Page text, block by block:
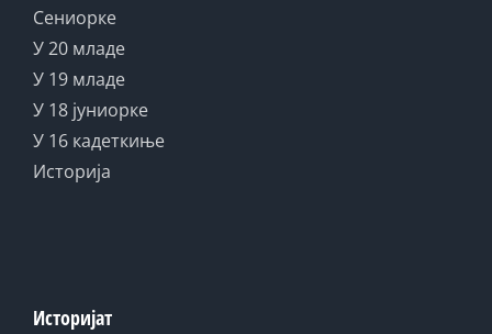
Сениорке
У 20 младе
У 19 младе
У 18 јуниорке
У 16 кадеткиње
Историја
Историјат